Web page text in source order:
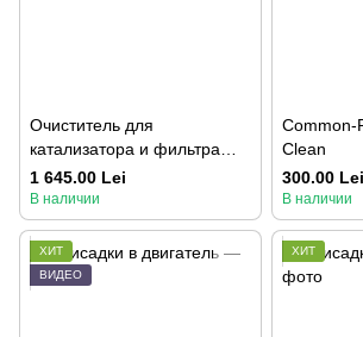
Очиститель для
катализатора и фильтра
DPF 5L
1 645.00 Lei
В наличии
Common-
Clean
300.00 Lei
В наличии
ХИТ
ВИДЕО
ХИТ